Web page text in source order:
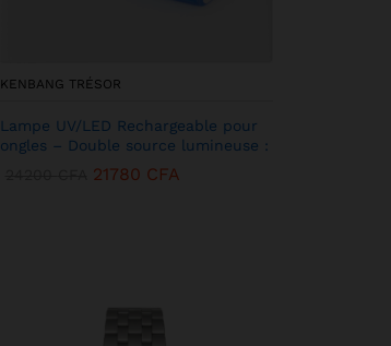
KENBANG TRÉSOR
Lampe UV/LED Rechargeable pour
ongles – Double source lumineuse :
21780 CFA